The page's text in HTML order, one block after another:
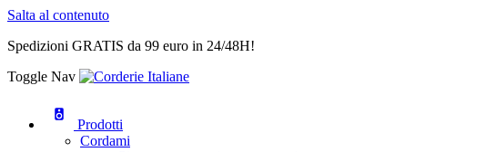
Salta al contenuto
Spedizioni GRATIS da 99 euro in 24/48H!
Toggle Nav
Prodotti
Cordami